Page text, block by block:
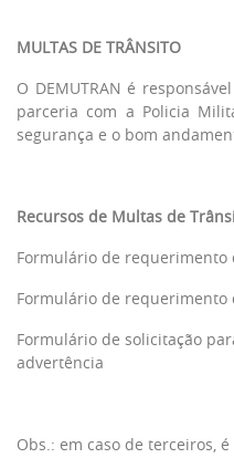
MULTAS DE TRÂNSITO
O DEMUTRAN é
parceria com a Policia
segurança e o bom
Recursos de Multas de
Formulário de requerimento
Formulário de requerimento
Formulário de solicitação
advertência
Obs.: em caso de terceiros,